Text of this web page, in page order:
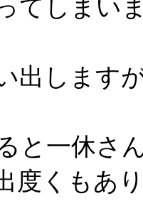
てしまい
出します
と一休さ
度くもあ